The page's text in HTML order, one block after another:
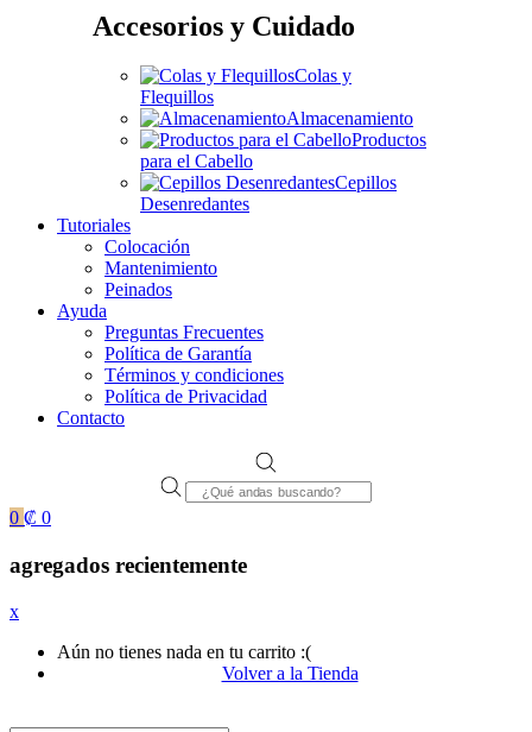
Accesorios y Cuidado
Colas y
Flequillos
Almacenamiento
Productos
para el Cabello
Cepillos
Desenredantes
Tutoriales
Colocación
Mantenimiento
Peinados
Ayuda
Preguntas Frecuentes
Política de Garantía
Términos y condiciones
Política de Privacidad
Contacto
Products
search
0 ₡ 0
agregados recientemente
x
Aún no tienes nada en tu carrito :(
Volver a la Tienda